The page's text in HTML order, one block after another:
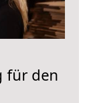
für den